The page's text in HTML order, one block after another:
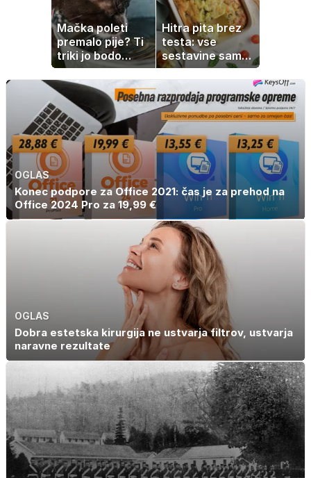
Mačka poleti
premalo pije? Ti
triki jo bodo
spodbudili, da
zaužije več vode
Hitra pita brez
testa: vse
sestavine samo
zmešate in
pečica opravi
ostalo
OGLAS
Konec podpore za Office 2021: čas je za prehod na
Office 2024 Pro za 19,99 €
OGLAS
Dobra estetska kirurgija ne ustvarja filtrov, ustvarja
naravne rezultate